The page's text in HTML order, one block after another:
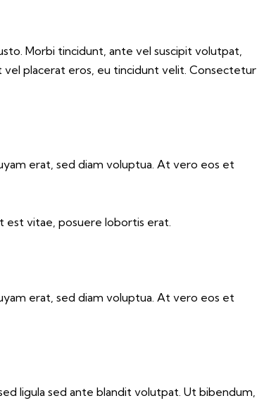
Morbi tincidunt, ante vel suscipit volutpat,
placerat eros, eu tincidunt velit. Consectetur
erat, sed diam voluptua. At vero eos et
est vitae, posuere lobortis erat.
erat, sed diam voluptua. At vero eos et
ligula sed ante blandit volutpat. Ut bibendum,